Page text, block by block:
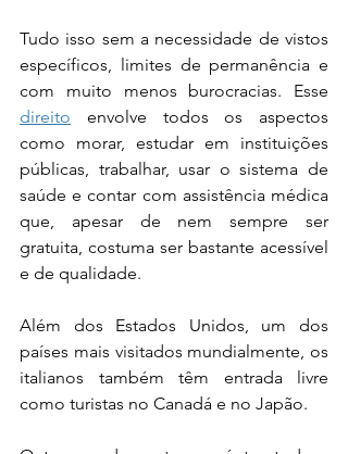
Tudo isso sem a necessidade de vistos
específicos, limites de permanência e
direito envolve todos os aspectos
como morar, estudar em instituições
públicas, trabalhar, usar o sistema de
saúde e contar com assistência médica
que, apesar de nem sempre ser
gratuita, costuma ser bastante acessível
e de qualidade.
Além dos Estados Unidos, um dos
países mais visitados mundialmente, os
italianos também têm entrada livre
como turistas no Canadá e no Japão.